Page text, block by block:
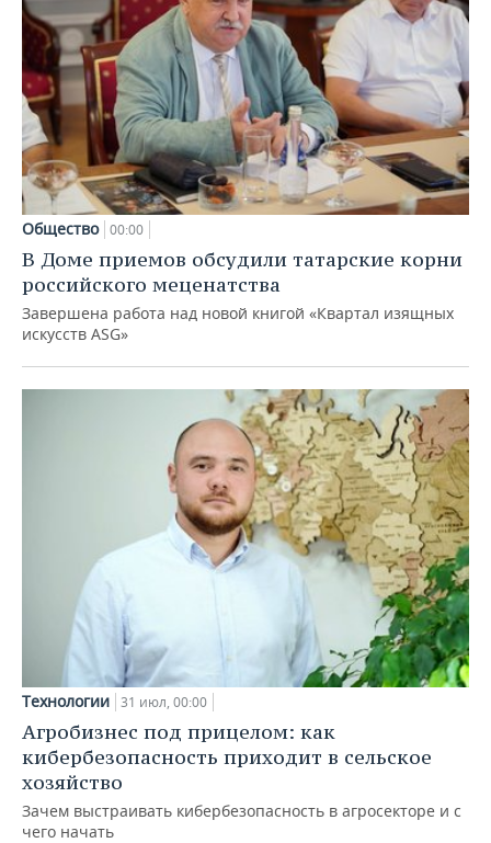
Общество 00:00
В Доме приемов обсудили татарские корни
российского меценатства
Завершена работа над новой книгой «Квартал изящных
искусств ASG»
Технологии 31 июл, 00:00
Агробизнес под прицелом: как
кибербезопасность приходит в сельское
хозяйство
Зачем выстраивать кибербезопасность в агросекторе и с
чего начать